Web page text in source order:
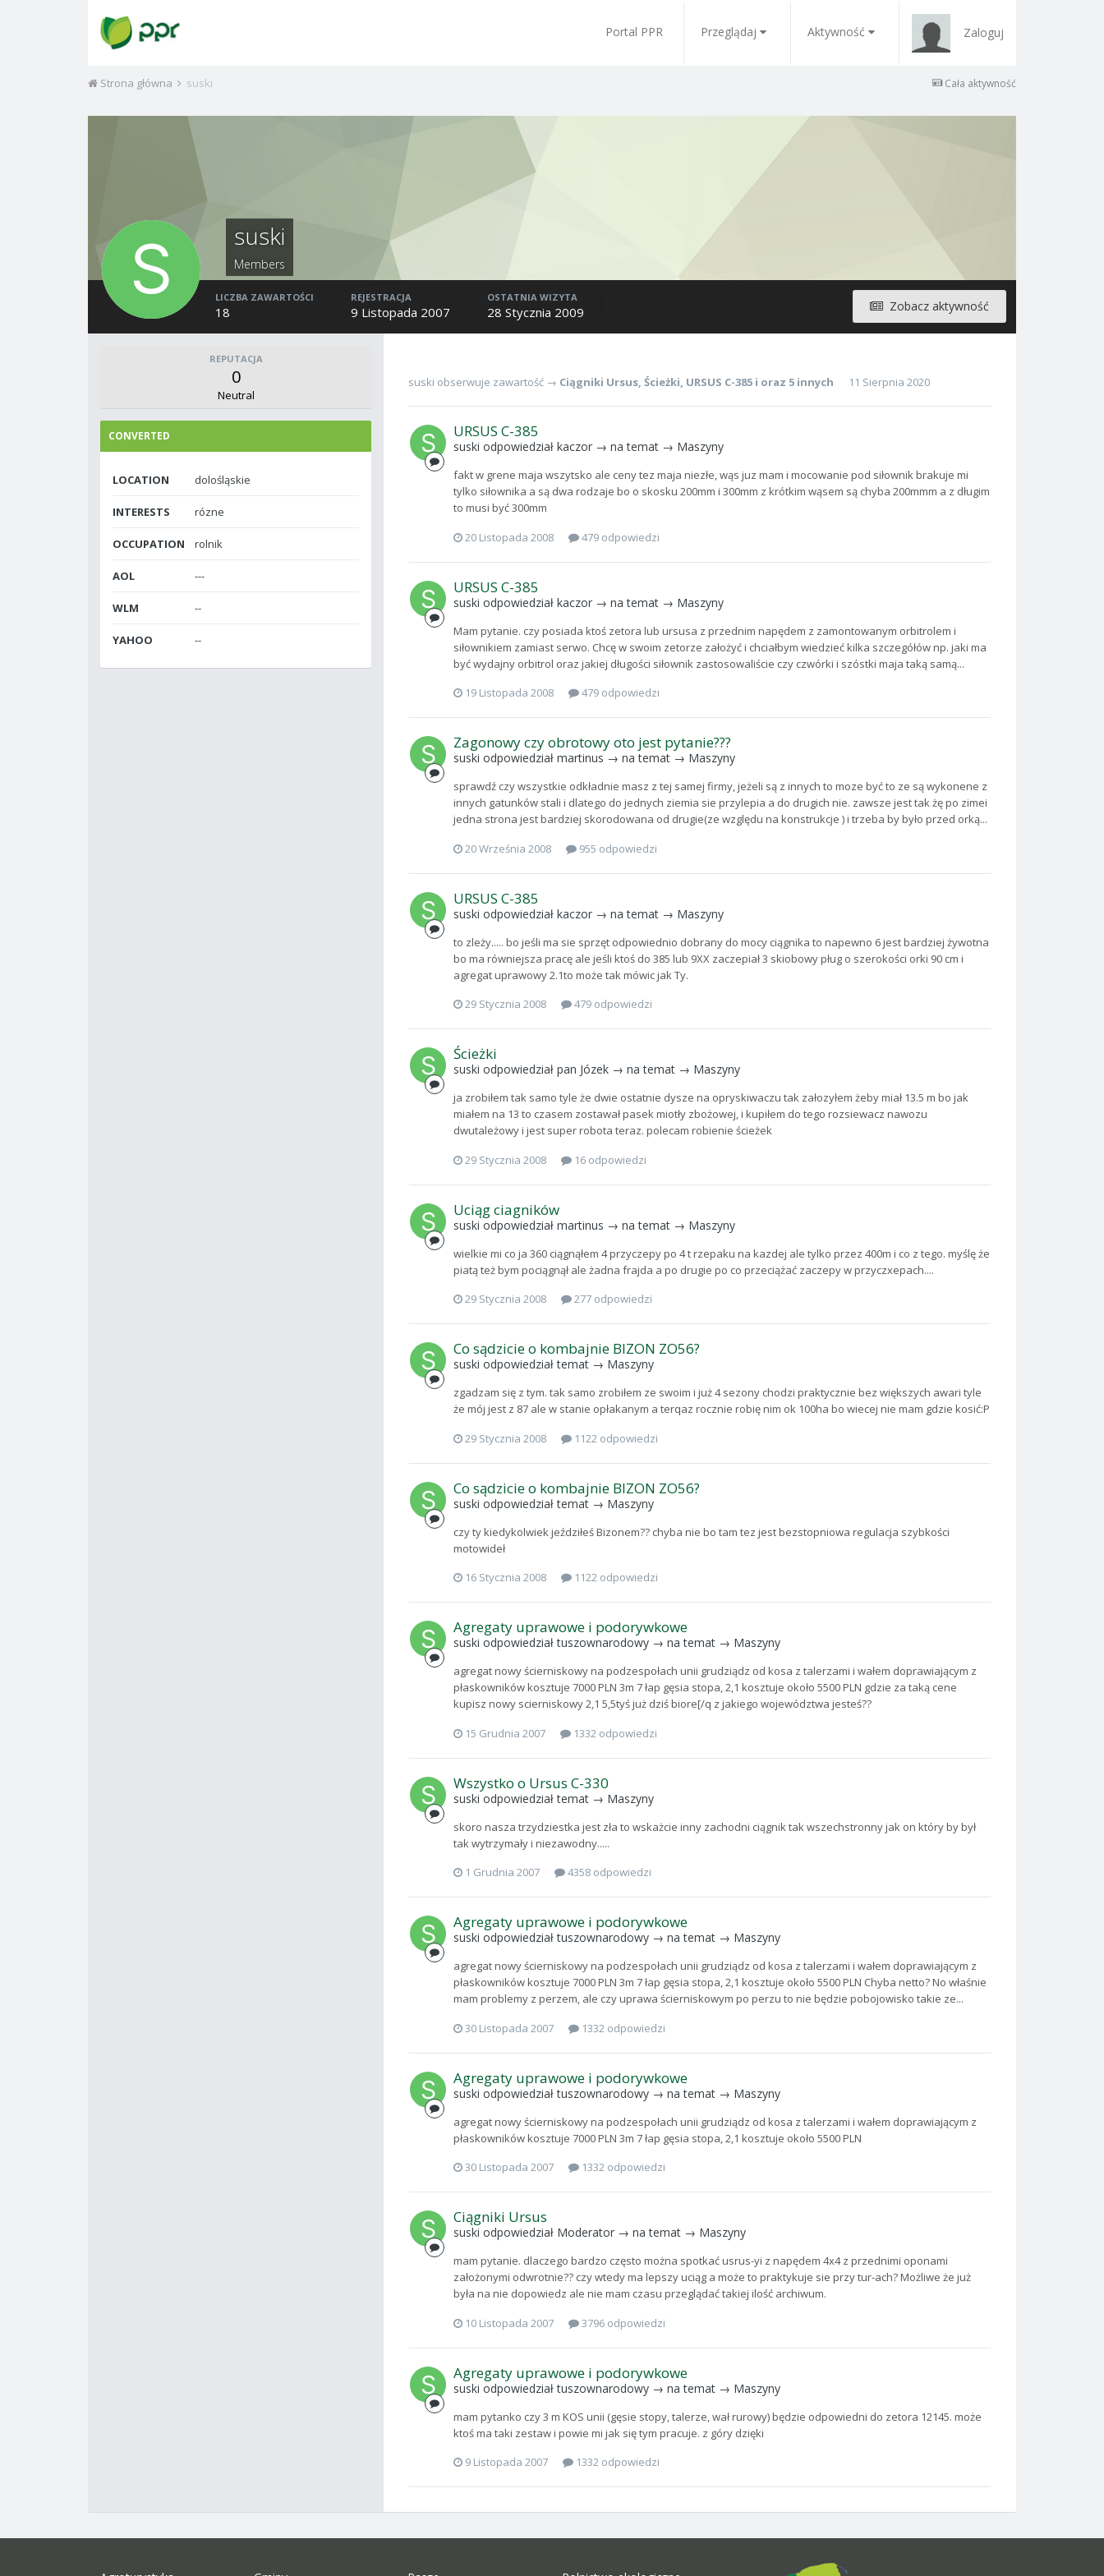
Portal PPR Przeglądaj Aktywność Zaloguj
Cała aktywność
Strona główna suski
suski
Members
Zobacz aktywność
LICZBA ZAWARTOŚCI
18
REJESTRACJA
9 Listopada 2007
OSTATNIA WIZYTA
28 Stycznia 2009
REPUTACJA
0
Neutral
CONVERTED
LOCATION dolośląskie
INTERESTS rózne
OCCUPATION rolnik
AOL ---
WLM --
YAHOO --
suski obserwuje zawartość → Ciągniki Ursus, Ścieżki, URSUS C-385 i oraz 5 innych 11 Sierpnia 2020
URSUS C-385
suski odpowiedział kaczor → na temat → Maszyny
fakt w grene maja wszytsko ale ceny tez maja niezłe, wąs juz mam i mocowanie pod siłownik brakuje mi
tylko siłownika a są dwa rodzaje bo o skosku 200mm i 300mm z krótkim wąsem są chyba 200mmm a z długim
to musi być 300mm
20 Listopada 2008
479 odpowiedzi
URSUS C-385
suski odpowiedział kaczor → na temat → Maszyny
Mam pytanie. czy posiada ktoś zetora lub ursusa z przednim napędem z zamontowanym orbitrolem i
siłownikiem zamiast serwo. Chcę w swoim zetorze założyć i chciałbym wiedzieć kilka szczegółów np. jaki ma
być wydajny orbitrol oraz jakiej długości siłownik zastosowaliście czy czwórki i szóstki maja taką samą...
19 Listopada 2008
479 odpowiedzi
Zagonowy czy obrotowy oto jest pytanie???
suski odpowiedział martinus → na temat → Maszyny
sprawdź czy wszystkie odkładnie masz z tej samej firmy, jeżeli są z innych to moze być to ze są wykonene z
innych gatunków stali i dlatego do jednych ziemia sie przylepia a do drugich nie. zawsze jest tak żę po zimei
jedna strona jest bardziej skorodowana od drugie(ze względu na konstrukcje ) i trzeba by było przed orką...
20 Września 2008
955 odpowiedzi
URSUS C-385
suski odpowiedział kaczor → na temat → Maszyny
to zleży..... bo jeśli ma sie sprzęt odpowiednio dobrany do mocy ciągnika to napewno 6 jest bardziej żywotna
bo ma równiejsza pracę ale jeśli ktoś do 385 lub 9XX zaczepiał 3 skiobowy pług o szerokości orki 90 cm i
agregat uprawowy 2.1to może tak mówic jak Ty.
29 Stycznia 2008
479 odpowiedzi
Ścieżki
suski odpowiedział pan Józek → na temat → Maszyny
ja zrobiłem tak samo tyle że dwie ostatnie dysze na opryskiwaczu tak załozyłem żeby miał 13.5 m bo jak
miałem na 13 to czasem zostawał pasek miotły zbożowej, i kupiłem do tego rozsiewacz nawozu
dwutależowy i jest super robota teraz. polecam robienie ścieżek
29 Stycznia 2008
16 odpowiedzi
Uciąg ciagników
suski odpowiedział martinus → na temat → Maszyny
wielkie mi co ja 360 ciągnąłem 4 przyczepy po 4 t rzepaku na kazdej ale tylko przez 400m i co z tego. myślę że
piatą też bym pociągnął ale żadna frajda a po drugie po co przeciążać zaczepy w przyczxepach....
29 Stycznia 2008
277 odpowiedzi
Co sądzicie o kombajnie BIZON ZO56?
suski odpowiedział temat → Maszyny
zgadzam się z tym. tak samo zrobiłem ze swoim i już 4 sezony chodzi praktycznie bez większych awari tyle
że mój jest z 87 ale w stanie opłakanym a terqaz rocznie robię nim ok 100ha bo wiecej nie mam gdzie kosić:P
29 Stycznia 2008
1122 odpowiedzi
Co sądzicie o kombajnie BIZON ZO56?
suski odpowiedział temat → Maszyny
czy ty kiedykolwiek jeździłeś Bizonem?? chyba nie bo tam tez jest bezstopniowa regulacja szybkości
motowideł
16 Stycznia 2008
1122 odpowiedzi
Agregaty uprawowe i podorywkowe
suski odpowiedziałtuszownarodowy → na temat → Maszyny
agregat nowy ścierniskowy na podzespołach unii grudziądz od kosa z talerzami i wałem doprawiającym z
płaskowników kosztuje 7000 PLN 3m 7 łap gęsia stopa, 2,1 kosztuje około 5500 PLN gdzie za taką cene
kupisz nowy scierniskowy 2,1 5,5tyś już dziś biore[/q z jakiego województwa jesteś??
15 Grudnia 2007
1332 odpowiedzi
Wszystko o Ursus C-330
suski odpowiedział temat → Maszyny
skoro nasza trzydziestka jest zła to wskażcie inny zachodni ciągnik tak wszechstronny jak on który by był
tak wytrzymały i niezawodny.....
1 Grudnia 2007
4358 odpowiedzi
Agregaty uprawowe i podorywkowe
suski odpowiedziałtuszownarodowy → na temat → Maszyny
agregat nowy ścierniskowy na podzespołach unii grudziądz od kosa z talerzami i wałem doprawiającym z
płaskowników kosztuje 7000 PLN 3m 7 łap gęsia stopa, 2,1 kosztuje około 5500 PLN Chyba netto? No właśnie
mam problemy z perzem, ale czy uprawa ścierniskowym po perzu to nie będzie pobojowisko takie ze...
30 Listopada 2007
1332 odpowiedzi
Agregaty uprawowe i podorywkowe
suski odpowiedziałtuszownarodowy → na temat → Maszyny
agregat nowy ścierniskowy na podzespołach unii grudziądz od kosa z talerzami i wałem doprawiającym z
płaskowników kosztuje 7000 PLN 3m 7 łap gęsia stopa, 2,1 kosztuje około 5500 PLN
30 Listopada 2007
1332 odpowiedzi
Ciągniki Ursus
suski odpowiedział Moderator → na temat → Maszyny
mam pytanie. dlaczego bardzo często można spotkać usrus-yi z napędem 4x4 z przednimi oponami
założonymi odwrotnie?? czy wtedy ma lepszy uciąg a może to praktykuje sie przy tur-ach? Możliwe że już
była na nie dopowiedz ale nie mam czasu przeglądać takiej ilość archiwum.
10 Listopada 2007
3796 odpowiedzi
Agregaty uprawowe i podorywkowe
suski odpowiedziałtuszownarodowy → na temat → Maszyny
mam pytanko czy 3 m KOS unii (gęsie stopy, talerze, wał rurowy) będzie odpowiedni do zetora 12145. może
ktoś ma taki zestaw i powie mi jak się tym pracuje. z góry dzięki
9 Listopada 2007
1332 odpowiedzi